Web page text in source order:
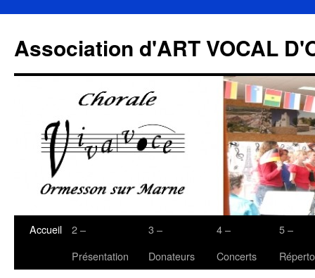
Association d'ART VOCAL
Accueil
2 –
Présentation
3 –
Donateurs
4 –
Concerts
5 –